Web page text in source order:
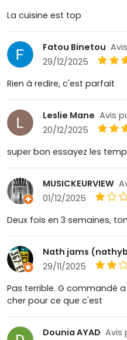
La cuisine est top
Fatou Binetou
29/12/2025
Rien à redire, c'est parfait
Leslie Mane Avis
20/12/2025
super bon essayez les
MUSICKEURVIEW
01/12/2025
Deux fois en 3 semaines,
Nath jams
29/11/2025
Pas terrible. G commandé
cher pour ce que c'est
Dounia AYAD Avis